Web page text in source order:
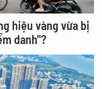
hiệu vàng vừa bị
danh"?